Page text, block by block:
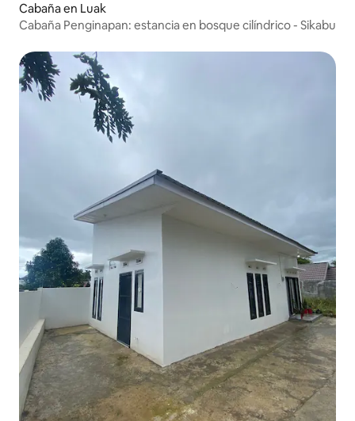
Cabaña en Luak
Cabaña Penginapan: estancia en bosque cilíndrico - Sikabu